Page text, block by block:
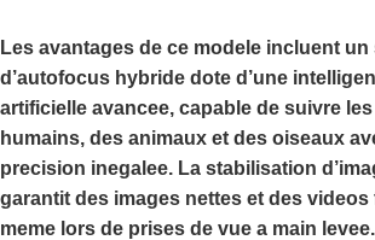
Les avantages de ce modele incluent un
d’autofocus hybride dote d’une
artificielle avancee, capable de suivre
humains, des animaux et des oiseaux
precision inegalee. La stabilisation
garantit des images nettes et des videos
meme lors de prises de vue a main levee.